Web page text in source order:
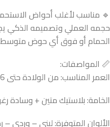
🔹 مناسب لأغلب أحواض
حجمه العملي وتصميمه الذكي
الحمام أو فوق أي حوض متوسط
📏 المواصفات:
العمر المناسب: من الولادة حتى 6 – 9 شهور
الخامة: بلاستيك متين + وسادة
الألوان المتوفرة: لبني – وردي –